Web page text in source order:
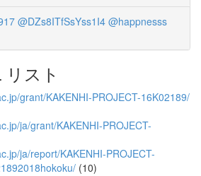
@DZs8ITfSsYss1I4 @happnesss
スト
grant/KAKENHI-PROJECT-16K02189/
ja/grant/KAKENHI-PROJECT-
ja/report/KAKENHI-PROJECT-
(10)